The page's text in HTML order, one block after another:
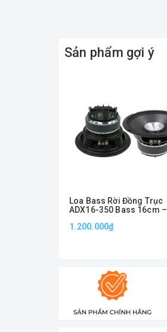
Sản phẩm gợi ý
Loa Bass Rời Đồng Trục
ADX16-350 Bass 16cm –
Chính Hãng
1.200.000₫